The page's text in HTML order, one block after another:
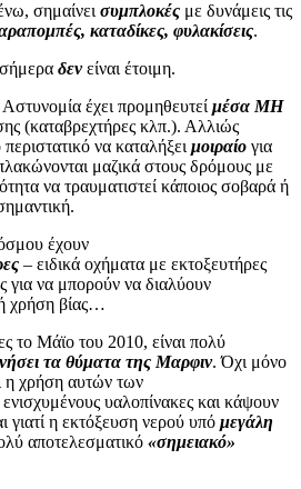
σημαίνει συμπλοκές με δυνάμεις τις
καταδίκες, φυλακίσεις.
δενείναι έτοιμη.
έχει προμηθευτεί μέσα ΜΗ
(καταβρεχτήρες κλπ.). Αλλιώς
να καταλήξει μοιραίο για
μαζικά στους δρόμους με
να τραυματιστεί κάποιος σοβαρά ή
έχουν
– ειδικά οχήματα με εκτοξευτήρες
για να μπορούν να διαλύουν
χρήση βίας…
το Μάϊο του 2010, είναι πολύ
τα θύματα της Μαρφιν. Όχι μόνο
η χρήση αυτών των
υαλοπίνακες και κάψουν
γιατί η εκτόξευση νερού υπό μεγάλη
αποτελεσματικό «σημειακό»